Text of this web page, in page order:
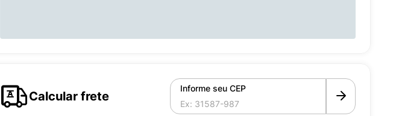
Calcular frete
Informe seu CEP